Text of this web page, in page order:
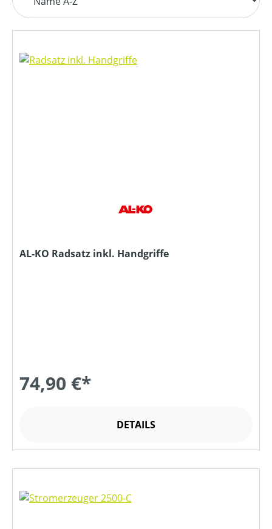
AL-KO Radsatz inkl. Handgriffe
74,90 €*
DETAILS